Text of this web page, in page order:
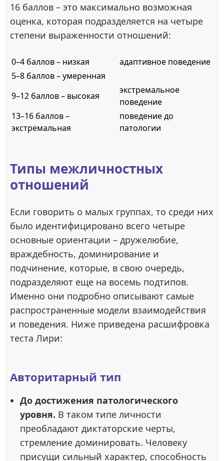
16 баллов – это максимально возможная
оценка, которая подразделяется на четыре
степени выраженности отношений:
0–4 баллов – низкая
адаптивное поведение
5–8 баллов – умеренная
9–12 баллов – высокая
экстремальное
поведение
13–16 баллов –
экстремальная
поведение до
патологии
Типы межличностных
отношений
Если говорить о малых группах, то среди них
было идентифицировано всего четыре
основные ориентации – дружелюбие,
враждебность, доминирование и
подчинение, которые, в свою очередь,
подразделяют еще на восемь подтипов.
Именно они подробно описывают самые
распространенные модели взаимодействия
и поведения. Ниже приведена расшифровка
теста Лири:
Авторитарный тип
До достижения патологического
уровня. В таком типе личности
преобладают диктаторские черты,
стремление доминировать. Человеку
присущи сильный характер, способность